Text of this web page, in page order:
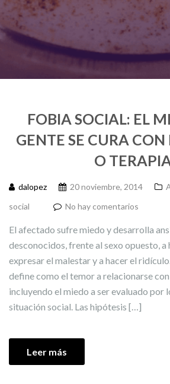
FOBIA SOCIAL: EL
GENTE SE CURA
O
dalopez 20 noviembre, 2014
social
No hay comentarios
El afectado sufre miedo y desarrolla
desconocidos, frente al sexo opuesto, a
expresar el malestar y a hacer el
define como el temor a relacionarse
incluyendo el miedo a ser evaluado por
situación social. Las hipótesis […]
Leer más